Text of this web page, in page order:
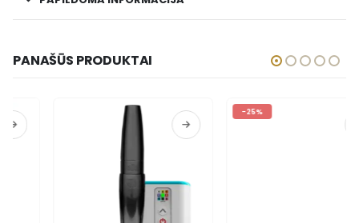
PANAŠŪS PRODUKTAI